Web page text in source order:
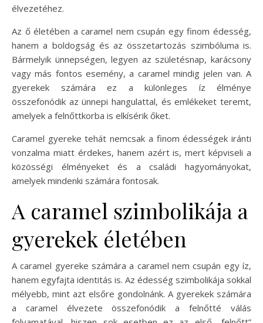
élvezetéhez.
Az ő életében a caramel nem csupán egy finom édesség,
hanem a boldogság és az összetartozás szimbóluma is.
Bármelyik ünnepségen, legyen az születésnap, karácsony
vagy más fontos esemény, a caramel mindig jelen van. A
gyerekek számára ez a különleges íz élménye
összefonódik az ünnepi hangulattal, és emlékeket teremt,
amelyek a felnőttkorba is elkísérik őket.
Caramel gyereke tehát nemcsak a finom édességek iránti
vonzalma miatt érdekes, hanem azért is, mert képviseli a
közösségi élményeket és a családi hagyományokat,
amelyek mindenki számára fontosak.
A caramel szimbolikája a
gyerekek életében
A caramel gyereke számára a caramel nem csupán egy íz,
hanem egyfajta identitás is. Az édesség szimbolikája sokkal
mélyebb, mint azt elsőre gondolnánk. A gyerekek számára
a caramel élvezete összefonódik a felnőtté válás